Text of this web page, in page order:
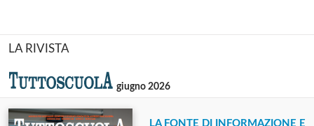
LA RIVISTA
giugno 2026
LA FONTE DI INFORMAZIONE E